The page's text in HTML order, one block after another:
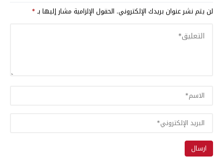
لن يتم نشر عنوان بريدك الإلكتروني. الحقول الإلزامية مشار إليها بـ*